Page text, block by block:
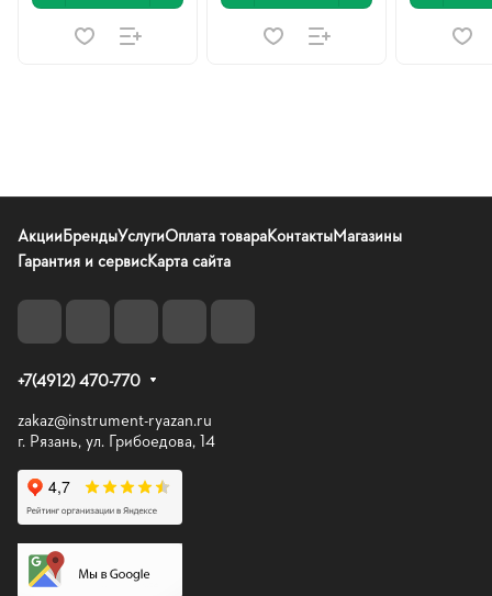
АкцииБрендыУслугиОплата товараКонтактыМагазины
Гарантия и сервисКарта сайта
+7(4912) 470-770
zakaz@instrument-ryazan.ru
г. Рязань, ул. Грибоедова, 14